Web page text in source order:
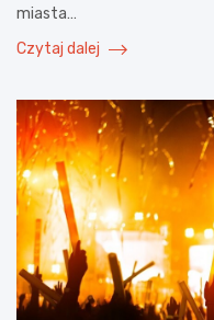
miasta…
Czytaj dalej